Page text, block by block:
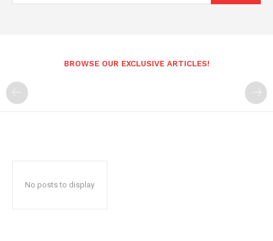
BROWSE OUR EXCLUSIVE ARTICLES!
No posts to display